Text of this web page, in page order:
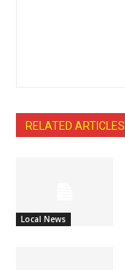
RELATED ARTICLES
Local News